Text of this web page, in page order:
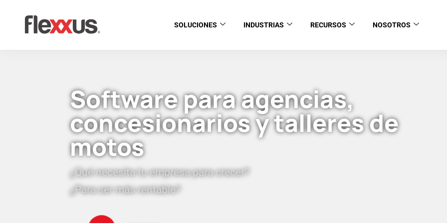
SOLUCIONES INDUSTRIAS RECURSOS NOSOTROS
Software para agencias,
concesionarios y talleres de
motos
¿Qué necesita tu empresa para crecer?
¿Para ser más rentable?